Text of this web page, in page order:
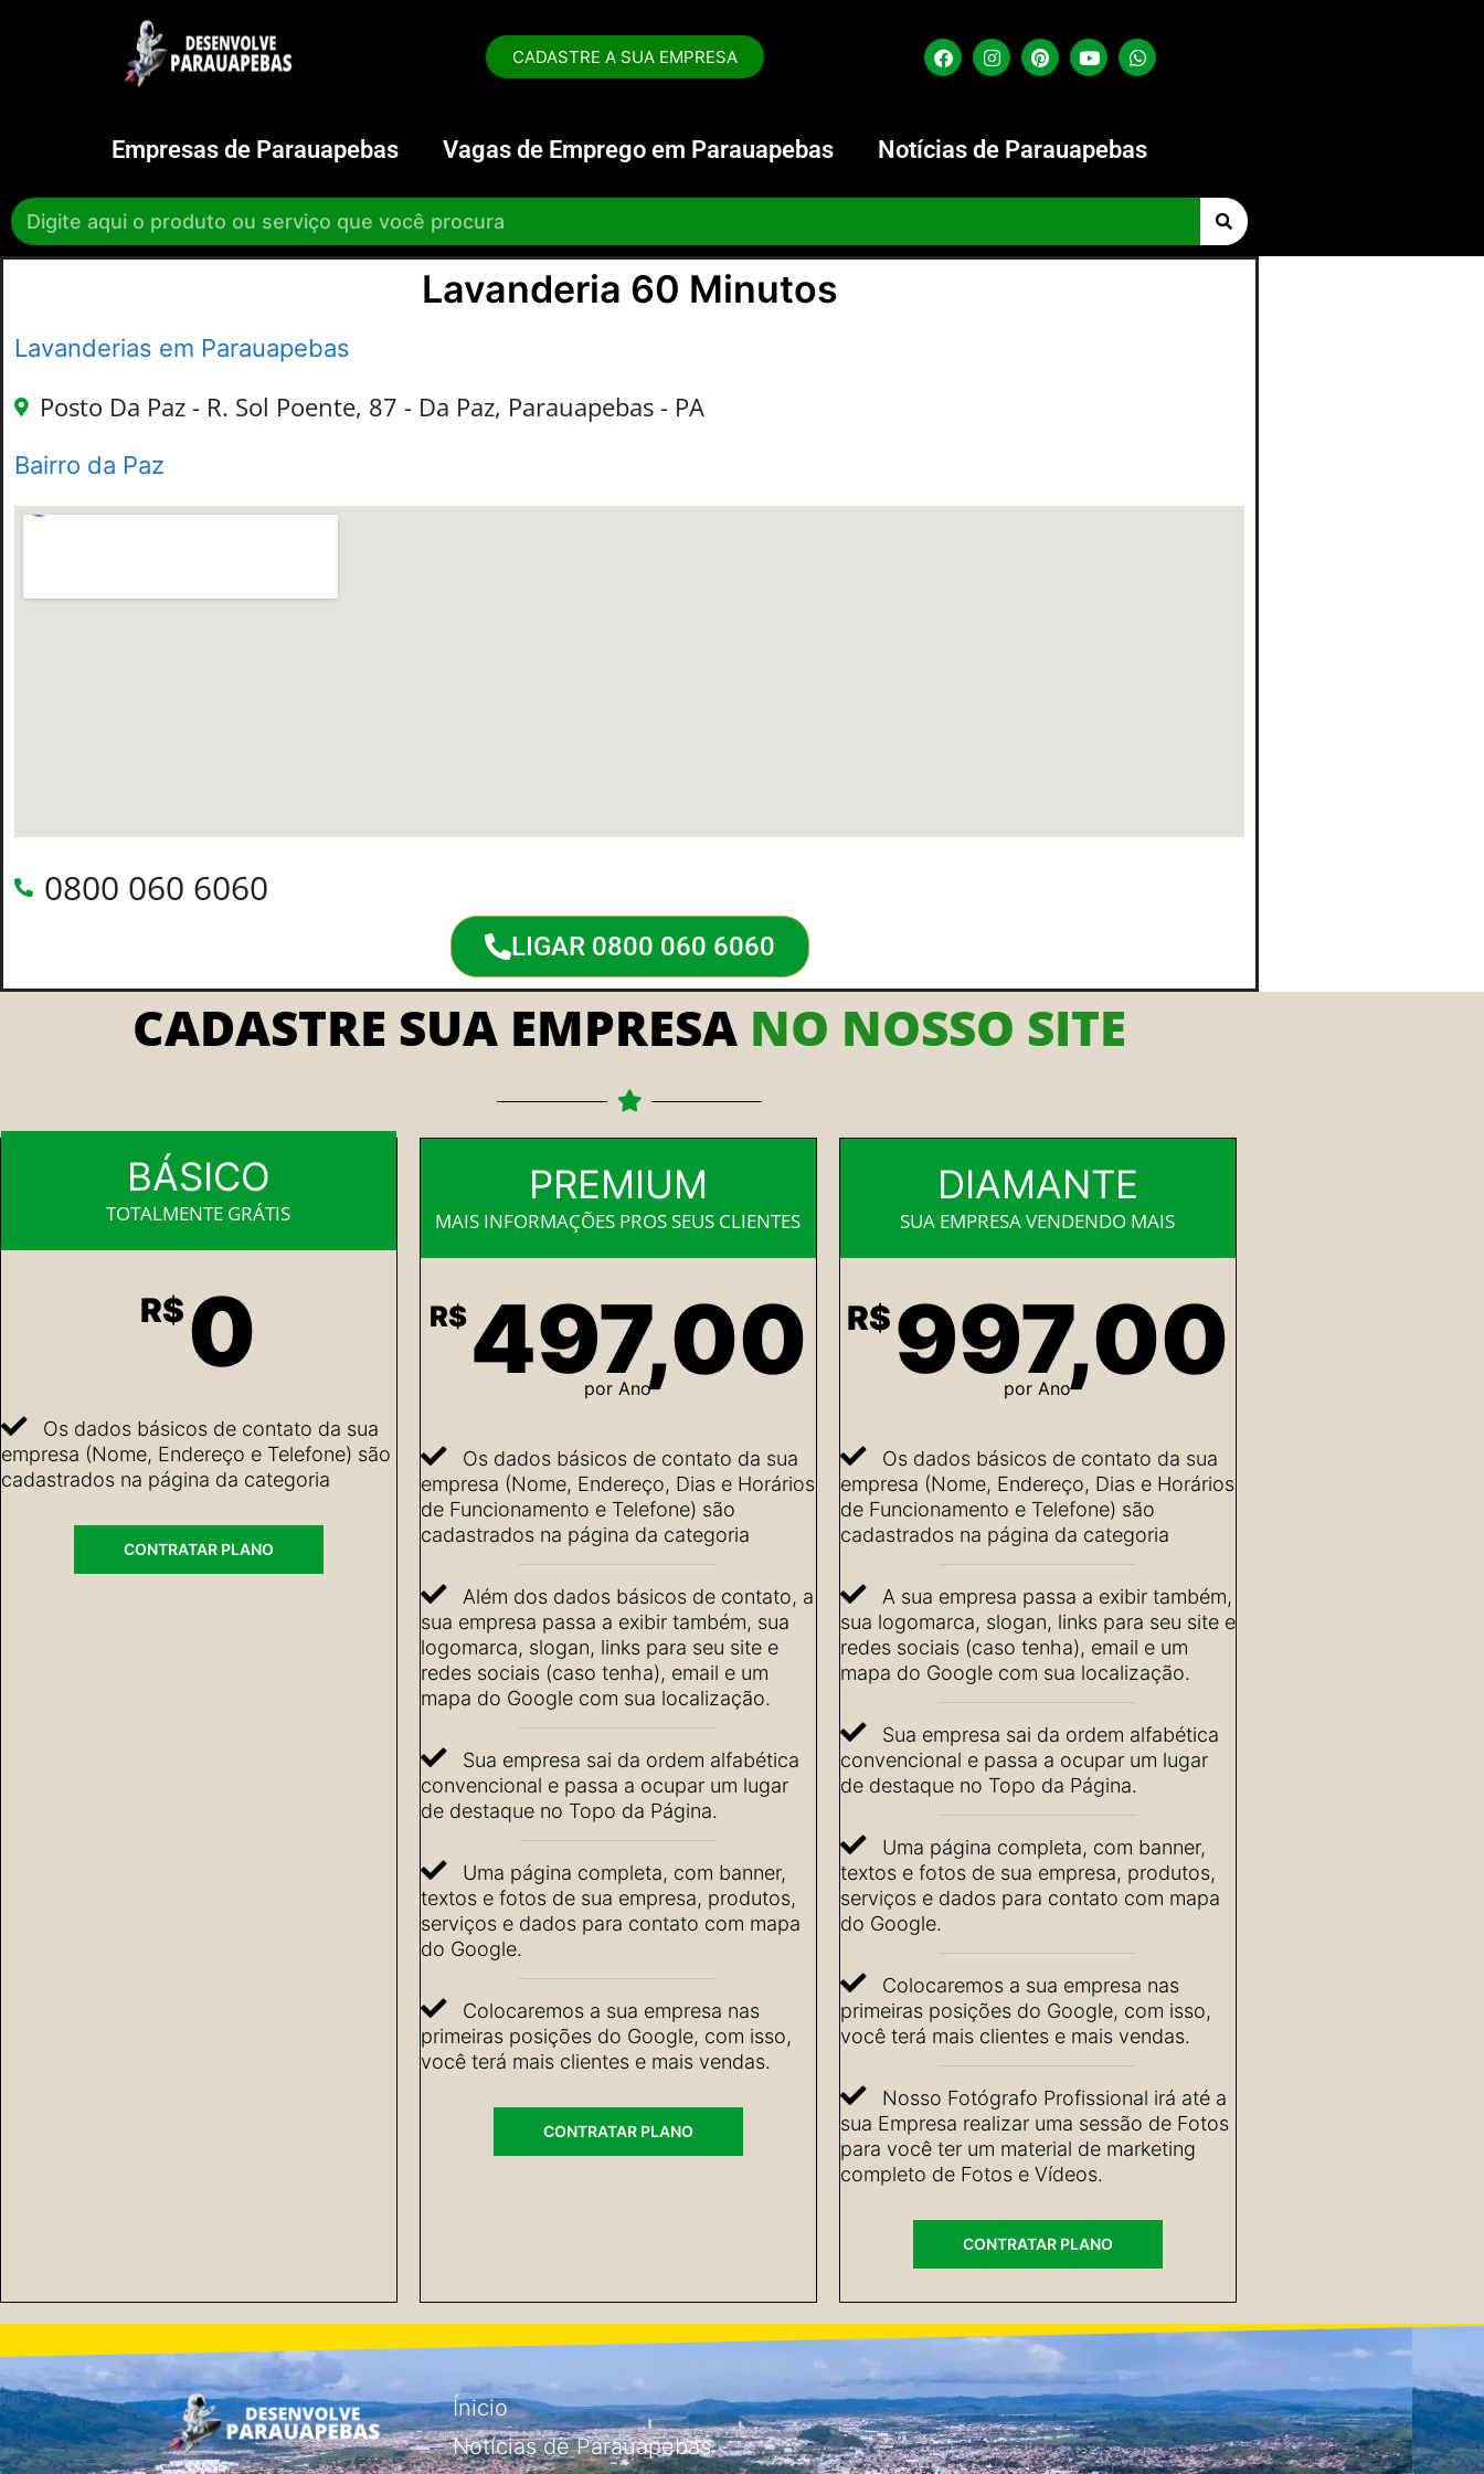
CADASTRE A SUA EMPRESA
Empresas de Parauapebas Vagas de Emprego em Parauapebas Notícias de Parauapebas
Lavanderia 60 Minutos
Lavanderias em Parauapebas
Posto Da Paz - R. Sol Poente, 87 - Da Paz, Parauapebas - PA
Bairro da Paz
0800 060 6060
LIGAR 0800 060 6060
CADASTRE SUA EMPRESA NO NOSSO SITE
BÁSICO
TOTALMENTE GRÁTIS
R$0
Os dados básicos de contato da sua
empresa (Nome, Endereço e Telefone) são
cadastrados na página da categoria
CONTRATAR PLANO
PREMIUM
MAIS INFORMAÇÕES PROS SEUS CLIENTES
R$497,00
por Ano
Os dados básicos de contato da sua
empresa (Nome, Endereço, Dias e Horários
de Funcionamento e Telefone) são
cadastrados na página da categoria
Além dos dados básicos de contato, a
sua empresa passa a exibir também, sua
logomarca, slogan, links para seu site e
redes sociais (caso tenha), email e um
mapa do Google com sua localização.
Sua empresa sai da ordem alfabética
convencional e passa a ocupar um lugar
de destaque no Topo da Página.
Uma página completa, com banner,
textos e fotos de sua empresa, produtos,
serviços e dados para contato com mapa
do Google.
Colocaremos a sua empresa nas
primeiras posições do Google, com isso,
você terá mais clientes e mais vendas.
CONTRATAR PLANO
DIAMANTE
SUA EMPRESA VENDENDO MAIS
R$997,00
por Ano
Os dados básicos de contato da sua
empresa (Nome, Endereço, Dias e Horários
de Funcionamento e Telefone) são
cadastrados na página da categoria
A sua empresa passa a exibir também,
sua logomarca, slogan, links para seu site e
redes sociais (caso tenha), email e um
mapa do Google com sua localização.
Sua empresa sai da ordem alfabética
convencional e passa a ocupar um lugar
de destaque no Topo da Página.
Uma página completa, com banner,
textos e fotos de sua empresa, produtos,
serviços e dados para contato com mapa
do Google.
Colocaremos a sua empresa nas
primeiras posições do Google, com isso,
você terá mais clientes e mais vendas.
Nosso Fotógrafo Profissional irá até a
sua Empresa realizar uma sessão de Fotos
para você ter um material de marketing
completo de Fotos e Vídeos.
CONTRATAR PLANO
Ínicio
Notícias de Parauapebas